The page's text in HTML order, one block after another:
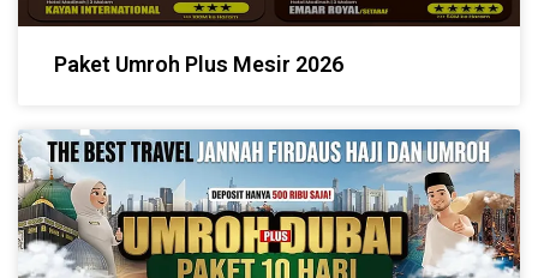
Paket Umroh Plus Mesir 2026